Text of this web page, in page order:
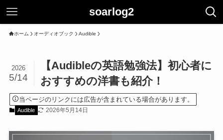
soarlog2
ホーム オーディオブック Audible
【Audibleの英語勉強法】初心者に
おすすめの洋書も紹介！
2026
5/14
当ページのリンクには広告が含まれている場合があります。
Audible 2026年5月14日